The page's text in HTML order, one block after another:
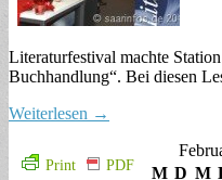
Literaturfestival machte
Buchhandlung“. Bei diesen
Weiterlesen →
Print PDF
M D M